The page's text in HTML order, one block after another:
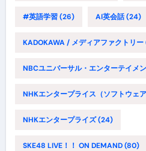
#英語学習(26) AI英会話(24)
KADOKAWA / メディアファクトリー
NBCユニバーサル・エンターテイメ
NHKエンタープライス（ソフトウェア
NHKエンタープライズ(24)
SKE48 LIVE！！ ON DEMAND(80)